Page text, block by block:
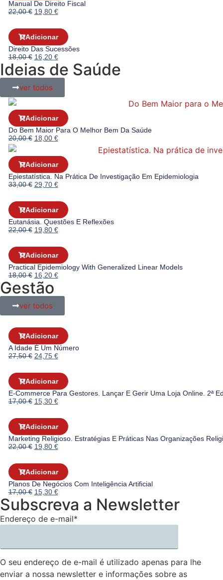
Manual De Direito Fiscal
22,00€ 19,80 €
Adicionar
Direito Das Sucessões
18,00€ 16,20 €
Ideias de Saúde
ver todos
Adicionar
Do Bem Maior Para O Melhor Bem Da Saúde
20,00€ 18,00 €
Adicionar
Epiestatística. Na Prática De Investigação Em Epidemiologia
33,00€ 29,70 €
Adicionar
Eutanásia. Questões E Reflexões
22,00€ 19,80 €
Adicionar
Practical Epidemiology With Generalized Linear Models
18,00€ 16,20 €
Gestão
ver todos
Adicionar
A Idade É Um Número
27,50€ 24,75 €
Adicionar
E-Commerce Para Gestores. Lançar E Gerir Uma Loja Online. 2ª
17,00€ 15,30 €
Adicionar
Marketing Religioso. Estratégias E Práticas Nas Organizações
22,00€ 19,80 €
Adicionar
Planos De Negócios Com Inteligência Artificial
17,00€ 15,30 €
Subscreva a Newsletter
Endereço de e-mail*
O seu endereço de e-mail é utilizado apenas para lhe
enviar a nossa newsletter e informações sobre as